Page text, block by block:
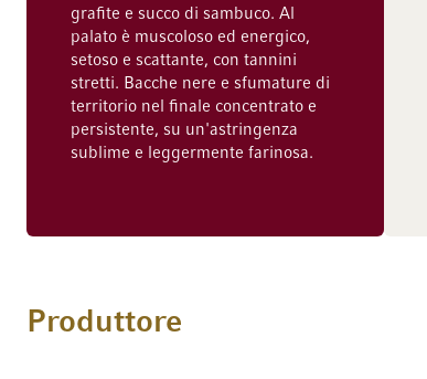
grafite e succo di sambuco. Al
palato è muscoloso ed energico,
setoso e scattante, con tannini
stretti. Bacche nere e sfumature di
territorio nel finale concentrato e
persistente, su un'astringenza
sublime e leggermente farinosa.
Produttore